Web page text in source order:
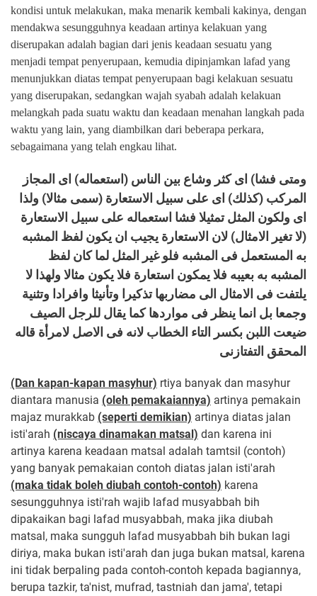
kondisi untuk melakukan, maka menarik kembali kakinya, dengan
mendakwa sesungguhnya keadaan artinya kelakuan yang
diserupakan adalah bagian dari jenis keadaan sesuatu yang
menjadi tempat penyerupaan, kemudia dipinjamkan lafad yang
menunjukkan diatas tempat penyerupaan bagi kelakuan sesuatu
yang diserupakan, sedangkan wajah syabah adalah kelakuan
melangkah pada suatu waktu dan keadaan menahan langkah pada
waktu yang lain, yang diambilkan dari beberapa perkara,
sebagaimana yang telah engkau lihat.
ومتى فشا) اى كثر وشاع بين الناس (استعماله) اى المجاز
المركب (كذلك) اى على سبيل الاستعارة (سمى مثالا) ولذا
اى ولكون المثل تمثيلا فشا استعماله على سبيل الاستعارة
(لا تغير الامثال) لان الاستعارة يجيب ان يكون لفظ المشبه
به المستعمل فى المشبه فلو غير المثل لما كان لفظ
المشبه به بعيبه فلا يمكون استعارة فلا يكون مثالا ولهذا لا
يلتفت فى الامثال الى مضاربها تذكيرا وتأنيثا وافرادا وتثنية
وجمعا بل انما ينظر فى مواردها كما يقال للرجل الصيف
ضيعت اللبن بكسر التاء الخطاب لانه فى الاصل لامرأة قاله
المحقق التفتازنى
(Dan kapan-kapan masyhur) rtiya banyak dan masyhur
diantara manusia (oleh pemakaiannya) artinya pemakain
majaz murakkab (seperti demikian) artinya diatas jalan
isti'arah (niscaya dinamakan matsal) dan karena ini
artinya karena keadaan matsal adalah tamtsil (contoh)
yang banyak pemakaian contoh diatas jalan isti'arah
(maka tidak boleh diubah contoh-contoh) karena
sesungguhnya isti'rah wajib lafad musyabbah bih
dipakaikan bagi lafad musyabbah, maka jika diubah
matsal, maka sungguh lafad musyabbah bih bukan lagi
diriya, maka bukan isti'arah dan juga bukan matsal, karena
ini tidak berpaling pada contoh-contoh kepada bagiannya,
berupa tazkir, ta'nist, mufrad, tastniah dan jama', tetapi